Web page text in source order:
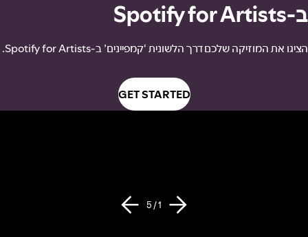
ב-Spotify for Artists
הציגו את המוזיקה שלכם דרך הלשונית ‘קמפיינים’ ב-Spotify for Artists.
GET STARTED
1 / 5